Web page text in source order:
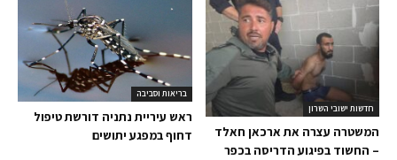
בריאות וסביבה
ראש עיריית נתניה דורשת טיפול
דחוף במפגע יתושים
חדשות ישובי השרון
המשטרה עצרה את ארכאן חאלד
– החשוד בפיגוע הדריסה בכפר